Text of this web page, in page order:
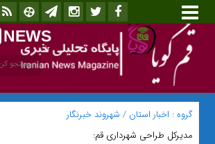
NEWS
.ir
گروه : اخبار استان / شهروند خبرنگار
مدیرکل طراحی شهرداری قم: